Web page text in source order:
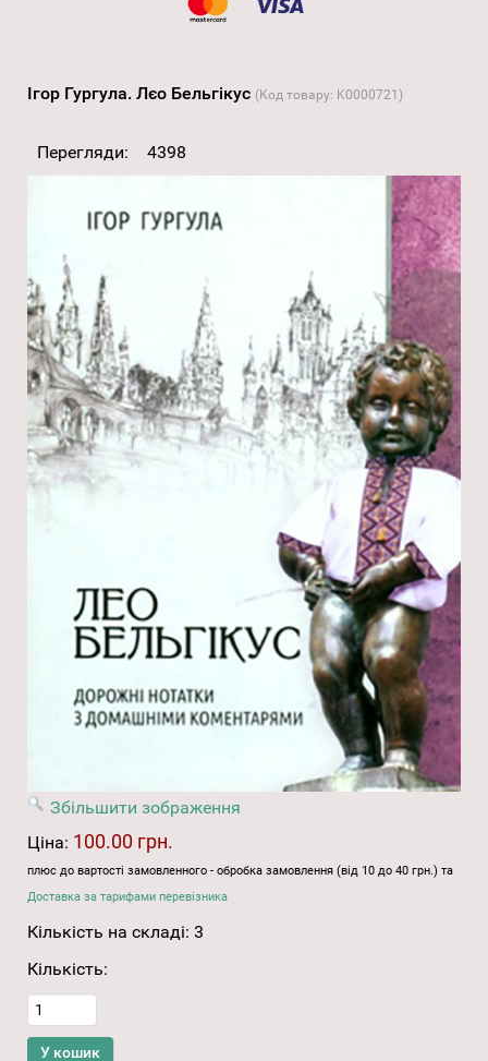
Ігор Гургула. Лєо Бельгікус (Код товару: K0000721 )
Перегляди: 4398
Збільшити зображення
Ціна: 100.00 грн.
плюс до вартості замовленного - обробка замовлення (від 10 до 40 грн.) та
Доставка за тарифами перевізника
Кількість на складі: 3
Кількість: